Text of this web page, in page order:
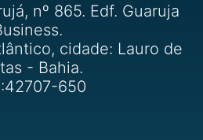
nº 865. Edf. Guaruja
cidade: Lauro de
- Bahia.
650